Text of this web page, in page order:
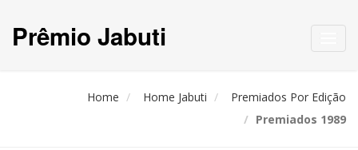
Prêmio Jabuti
Home Home Jabuti
Premiados Por Edição
Premiados 1989